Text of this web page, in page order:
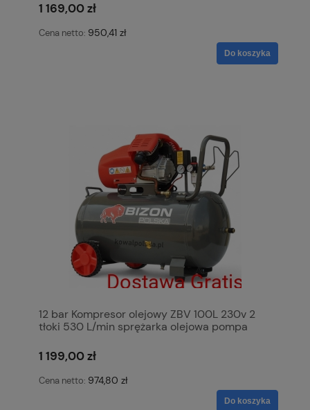
1 169,00 zł
Cena netto: 950,41 zł
Do koszyka
12 bar Kompresor olejowy ZBV 100L 230v 2
tłoki 530 L/min sprężarka olejowa pompa
1 199,00 zł
Cena netto: 974,80 zł
Do koszyka